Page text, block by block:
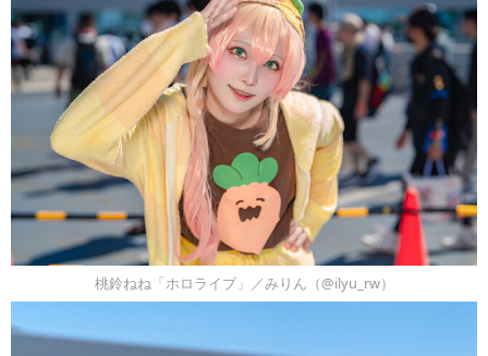
桃鈴ねね「ホロライブ」／みりん（@ilyu_rw）